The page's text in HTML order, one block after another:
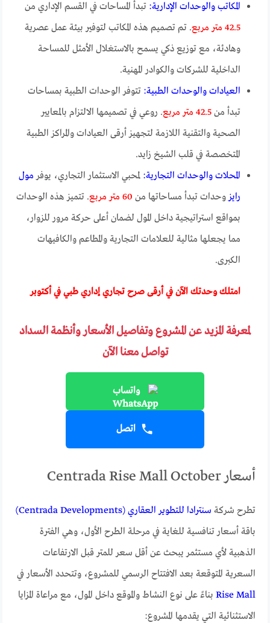
المكاتب والوحدات الإدارية: تبدأ المساحات في القسم الإداري من
42.5 متر مربع
. تم تصميم هذه المكاتب لتوفير بيئة عمل عصرية
وهادئة، مع توزيع ذكي يسمح بالاستغلال الأمثل للمساحة
الداخلية للشركات والكوادر المهنية.
العيادات والوحدات الطبية: تتوفر الوحدات الطبية بمساحات
تبدأ من42.5 متر مربع
. روعي في تصميمها الالتزام بالمعايير
الصحية والتقنية اللازمة لتجهيز أرقى العيادات والمراكز الطبية
المتخصصة في قلب الشيخ زايد.
المحلات والوحدات التجارية: لمحبي الاستثمار التجاري، يوفر مول
رايزوحدات تبدأ مساحاتها من 60 متر مربع
. تتميز هذه الوحدات
بمواقع استراتيجية داخل المول لضمان أعلى حركة مرور للزوار،
مما يجعلها مثالية للعلامات التجارية والمطاعم والكافيهات
الكبرى.
امتلك وحدتك الآن في أرقى صرح تجاري إداري طبي في أكتوبر
لمعرفة المزيد عن المشروع وتفاصيل الأسعار وأنظمة السداد
تواصل معنا الآن
واتساب
اتصل
أسعار Centrada Rise Mall October
تطرح شركة سنترادا للتطوير العقاري (Centrada Developments)
باقة أسعار تنافسية للغاية في مرحلة الطرح الأول، وهي الفترة
الذهبية لأي مستثمر يبحث عن أقل سعر للمتر قبل الارتفاعات
السعرية المتوقعة بعد الافتتاح الرسمي للمشروع، وتتحدد الأسعار في
Rise Mall بناءً على نوع النشاط والموقع داخل المول، مع مراعاة المزايا
الاستثنائية التي يقدمها المشروع: